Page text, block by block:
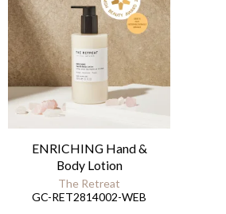
ENRICHING Hand &
Body Lotion
The Retreat
GC-RET2814002-WEB